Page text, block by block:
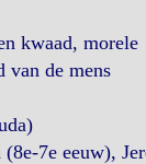
kwaad, morele
van de mens
7e eeuw),